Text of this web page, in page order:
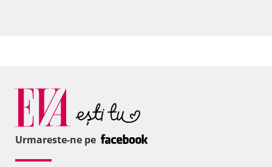
Urmareste-ne pe